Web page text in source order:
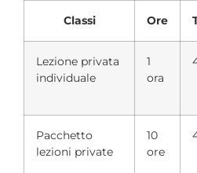
Classi Ore
Lezione privata
individuale
1
ora
Pacchetto
lezioni private
10
ore